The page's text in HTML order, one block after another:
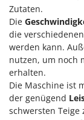
O
P
FINI
Fiorentini
Fiskars
Flymo
Fontana
Forest
Zutaten.
Die
die
werden kann.
nutzen, um noch
erhalten.
Die Maschine ist
der genügend
schwersten Teige